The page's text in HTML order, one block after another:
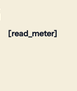
[read_meter]